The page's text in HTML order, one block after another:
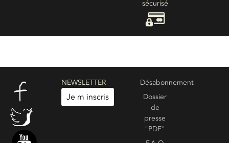
sécurisé
NEWSLETTER
Je m inscris
Désabonnement
Dossier
de
presse
"PDF"